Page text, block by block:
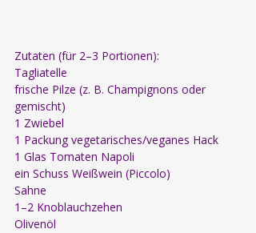
Zutaten (für 2–3 Portionen):
Tagliatelle
frische Pilze (z. B. Champignons oder
gemischt)
1 Zwiebel
1 Packung vegetarisches/veganes Hack
1 Glas Tomaten Napoli
ein Schuss Weißwein (Piccolo)
Sahne
1–2 Knoblauchzehen
Olivenöl